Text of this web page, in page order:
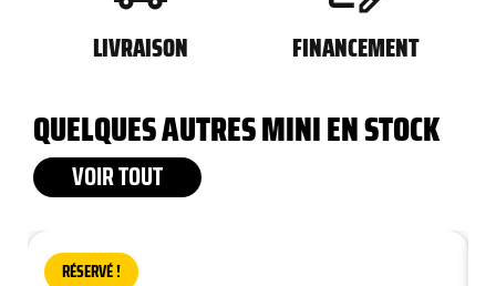
LIVRAISON FINANCEMENT
QUELQUES AUTRES MINI EN STOCK
VOIR TOUT
RÉSERVÉ !